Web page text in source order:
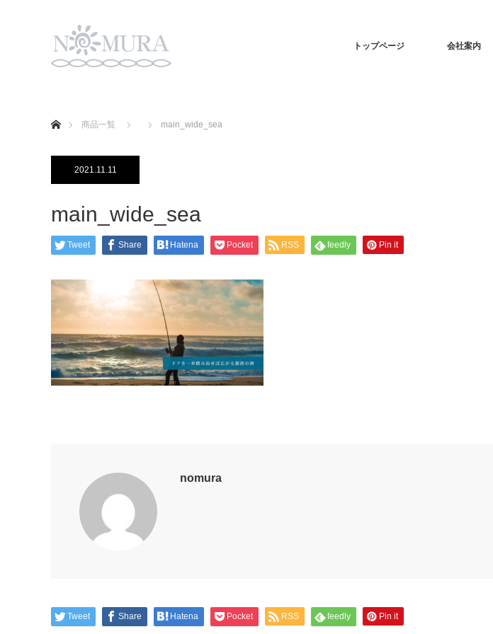
トップページ 会社案内
商品一覧
main_wide_sea
2021.11.11
main_wide_sea
Tweet Share Hatena Pocket RSS feedly Pin it
nomura
Tweet Share Hatena Pocket RSS feedly Pin it